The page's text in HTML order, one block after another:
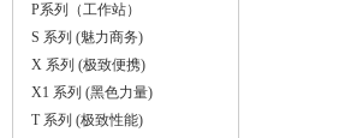
P系列（工作站）
S 系列 (魅力商务)
X 系列 (极致便携)
X1 系列 (黑色力量)
T 系列 (极致性能)